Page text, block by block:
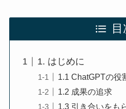
目
1. はじめに
1.1 ChatGPTの役
1.2 成果の追求
1.3 引き合いをも